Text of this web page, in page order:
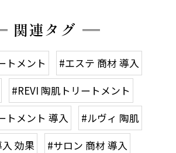
関連タグ
トメント
#エステ 商材 導入
#REVI 陶肌トリートメント
トメント 導入
#ルヴィ 陶肌
効果
#サロン 商材 導入